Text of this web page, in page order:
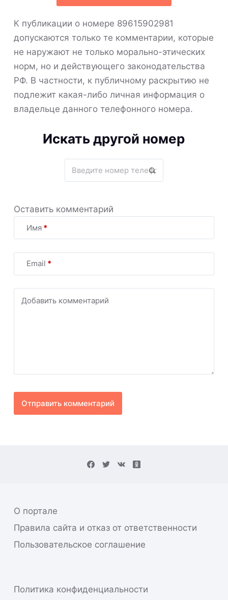
К публикации о номере 89615902981
допускаются только те комментарии, которые
не наружают не только морально-этических
норм, но и действующего законодательства
РФ. В частности, к публичному раскрытию не
подлежит какая-либо личная информация о
владельце данного телефонного номера.
Искать другой номер
Оставить комментарий
Имя *
Email *
Добавить комментарий
Отправить комментарий
О портале
Правила сайта и отказ от ответственности
Пользовательское соглашение
Политика конфиденциальности